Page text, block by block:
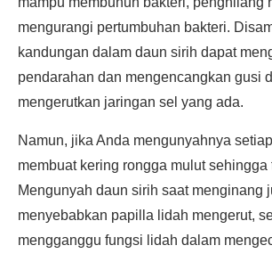
mengurangi pertumbuhan bakteri.
kandungan dalam daun sirih dapat
pendarahan dan mengencangkan gusi
mengerutkan jaringan sel yang ada.
Namun, jika Anda mengunyahnya
membuat kering rongga mulut
Mengunyah daun sirih saat menginang
menyebabkan papilla lidah mengerut,
mengganggu fungsi lidah dalam